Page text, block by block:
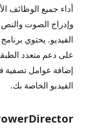
أداء جميع الوظائف
وإدراج الصوت
الفيديو. يحتوي برنامج
على دعم متعدد
إضافة عوامل تصفية
الفيديو الخاصة بك.